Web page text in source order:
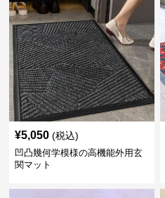
¥5,050 (税込)
凹凸幾何学模様の高機能外用玄
関マット